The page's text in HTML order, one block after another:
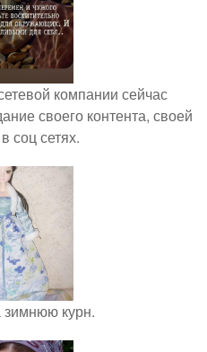
компании сейчас
своего контента, своей
соц сетях.
зимнюю курн.